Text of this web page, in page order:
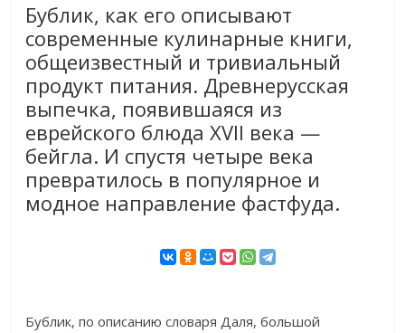
Бублик, как его описывают
современные кулинарные книги,
общеизвестный и тривиальный
продукт питания. Древнерусская
выпечка, появившаяся из
еврейского блюда XVII века —
бейгла. И спустя четыре века
превратилось в популярное и
модное направление фастфуда.
Бублик, по описанию словаря Даля, большой